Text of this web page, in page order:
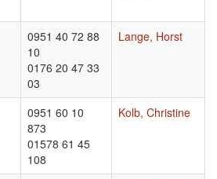
0951 40 72 88
10
0176 20 47 33
03
Lange, Horst
0951 60 10
873
01578 61 45
108
Kolb, Christine